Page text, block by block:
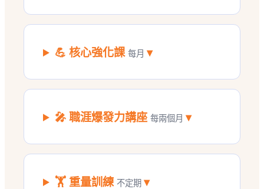
💪 核心強化課每月▾
🎤 職涯爆發力講座每兩個月▾
🏋️ 重量訓練 不定期▾